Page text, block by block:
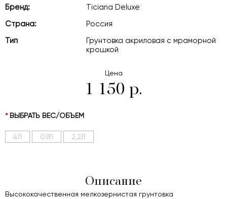
Бренд:
Ticiana Deluxe
Страна:
Россия
Тип
Грунтовка акриловая с мраморной
крошкой
Цена
1 150 р.
ВЫБРАТЬ ВЕС/ОБЪЕМ
4Л 0.9Л 2,2Л
Описание
Высококачественная мелкозернистая грунтовка